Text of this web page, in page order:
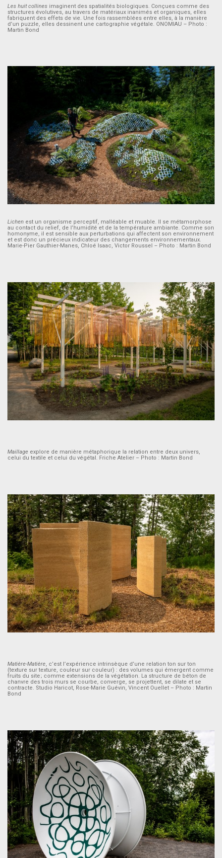
Les huit collines imaginent des spatialités biologiques. Conçues comme des
structures évolutives, au travers de matériaux inanimés et organiques, elles
fabriquent des effets de vie. Une fois rassemblées entre elles, à la manière
d’un puzzle, elles dessinent une cartographie végétale. ONOMIAU – Photo :
Martin Bond
Lichen est un organisme perceptif, malléable et muable. Il se métamorphose
au contact du relief, de l’humidité et de la température ambiante. Comme son
homonyme, il est sensible aux perturbations qui affectent son environnement
et est donc un précieux indicateur des changements environnementaux.
Marie-Pier Gauthier-Manes, Chloé Isaac, Victor Roussel – Photo : Martin Bond
Maillage explore de manière métaphorique la relation entre deux univers,
celui du textile et celui du végétal. Friche Atelier – Photo : Martin Bond
Matière-Matière, c’est l’expérience intrinsèque d’une relation ton sur ton
(texture sur texture, couleur sur couleur) : des volumes qui émergent comme
fruits du site ; comme extensions de la végétation. La structure de béton de
chanvre des trois murs se courbe, converge, se projettent, se dilate et se
contracte. Studio Haricot, Rose-Marie Guévin, Vincent Ouellet – Photo : Martin
Bond